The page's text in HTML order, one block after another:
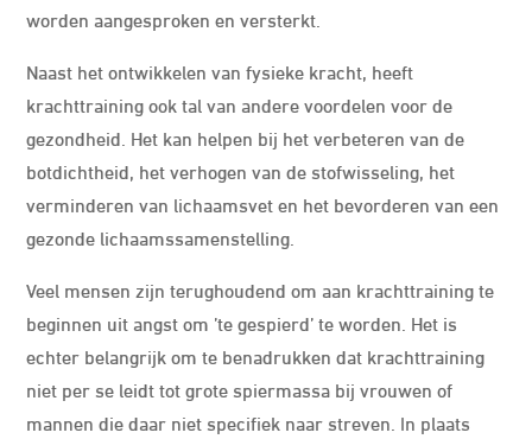
worden aangesproken en versterkt.
Naast het ontwikkelen van fysieke kracht, heeft
krachttraining ook tal van andere voordelen voor de
gezondheid. Het kan helpen bij het verbeteren van de
botdichtheid, het verhogen van de stofwisseling, het
verminderen van lichaamsvet en het bevorderen van een
gezonde lichaamssamenstelling.
Veel mensen zijn terughoudend om aan krachttraining te
beginnen uit angst om ’te gespierd’ te worden. Het is
echter belangrijk om te benadrukken dat krachttraining
niet per se leidt tot grote spiermassa bij vrouwen of
mannen die daar niet specifiek naar streven. In plaats